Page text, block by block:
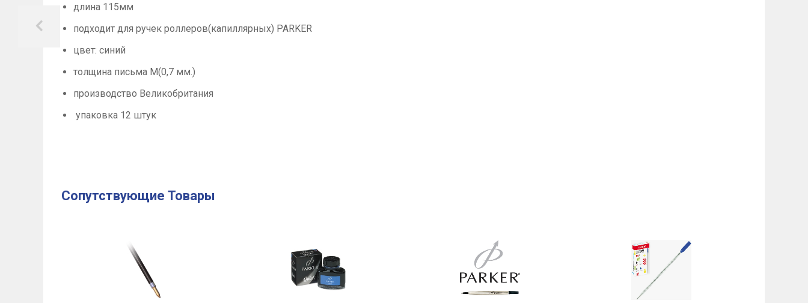
длина 115мм
подходит для ручек роллеров(капиллярных) PARKER
цвет: синий
толщина письма М(0,7 мм.)
производство Великобритания
упаковка 12 штук
Сопутствующие Товары